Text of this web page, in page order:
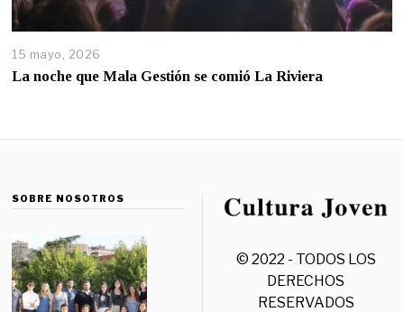
15 mayo, 2026
La noche que Mala Gestión se comió La Riviera
SOBRE NOSOTROS
© 2022 - TODOS LOS
DERECHOS
RESERVADOS